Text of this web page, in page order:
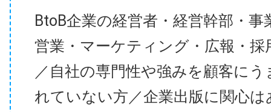
BtoB企業の経営者・経営幹部・事
営業・マーケティング・広報・採
／自社の専門性や強みを顧客に
れていない方／企業出版に関心